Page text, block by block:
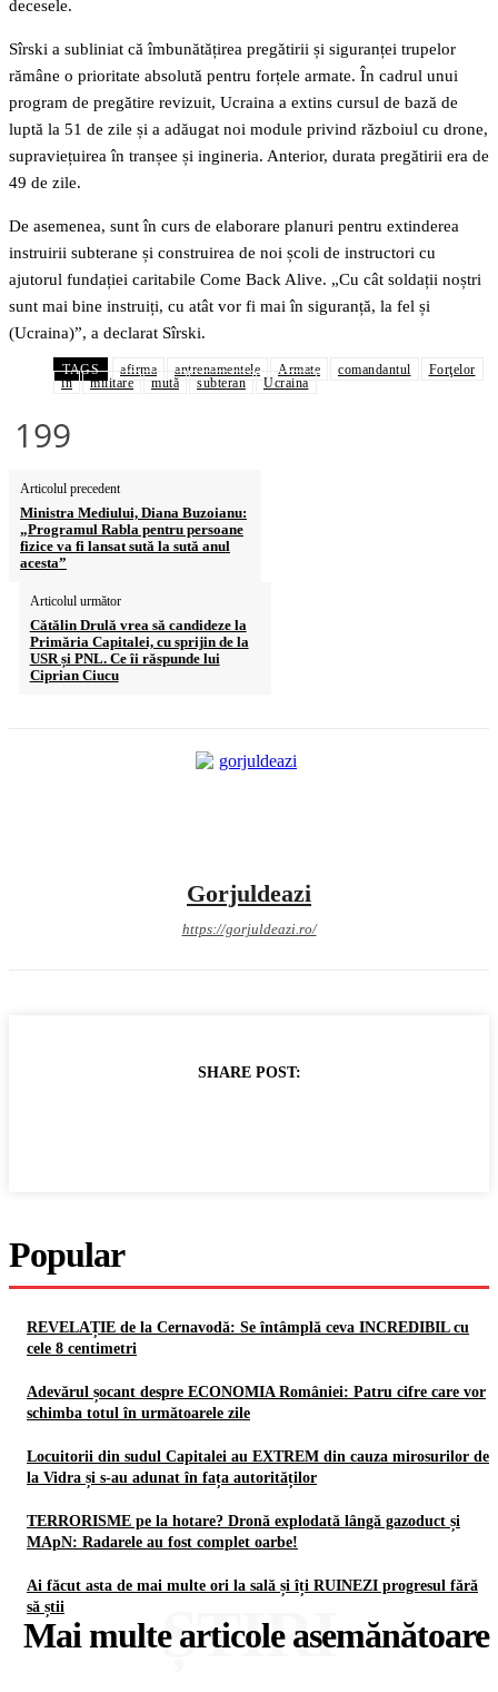
decesele.
Sîrski a subliniat că îmbunătățirea pregătirii și siguranței trupelor
rămâne o prioritate absolută pentru forțele armate. În cadrul unui
program de pregătire revizuit, Ucraina a extins cursul de bază de
luptă la 51 de zile și a adăugat noi module privind războiul cu drone,
supraviețuirea în tranșee și ingineria. Anterior, durata pregătirii era de
49 de zile.
De asemenea, sunt în curs de elaborare planuri pentru extinderea
instruirii subterane și construirea de noi școli de instructori cu
ajutorul fundației caritabile Come Back Alive. „Cu cât soldații noștri
sunt mai bine instruiți, cu atât vor fi mai în siguranță, la fel și
(Ucraina)”, a declarat Sîrski.
TAGS afirma antrenamentele Armate comandantul
Forţelor
în
militare mută subteran Ucraina
199
Articolul precedent
Ministra Mediului, Diana Buzoianu:
„Programul Rabla pentru persoane
fizice va fi lansat sută la sută anul
acesta”
Articolul următor
Cătălin Drulă vrea să candideze la
Primăria Capitalei, cu sprijin de la
USR și PNL. Ce îi răspunde lui
Ciprian Ciucu
Gorjuldeazi
https://gorjuldeazi.ro/
SHARE POST:
Popular
REVELAȚIE de la Cernavodă: Se întâmplă ceva INCREDIBIL cu
cele 8 centimetri
Adevărul șocant despre ECONOMIA României: Patru cifre care vor
schimba totul în următoarele zile
Locuitorii din sudul Capitalei au EXTREM din cauza mirosurilor de
la Vidra și s-au adunat în fața autorităților
TERRORISME pe la hotare? Dronă explodată lângă gazoduct și
MApN: Radarele au fost complet oarbe!
Ai făcut asta de mai multe ori la sală și îți RUINEZI progresul fără
să știi
Mai multe articole asemănătoare
ȘTIRI